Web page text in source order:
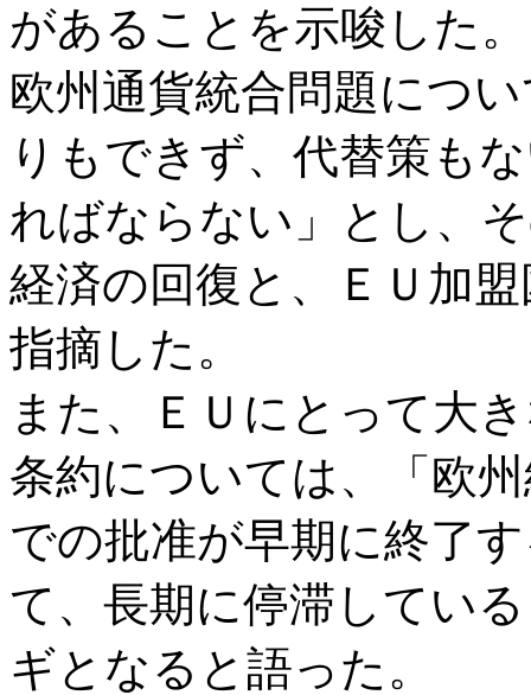
があることを示唆した。
欧州通貨統合問題につ
りもできず、代替策も
ればならない」とし、
経済の回復と、ＥＵ加
指摘した。
また、ＥＵにとって大
条約については、「欧
での批准が早期に終了
て、長期に停滞してい
ギとなると語った。